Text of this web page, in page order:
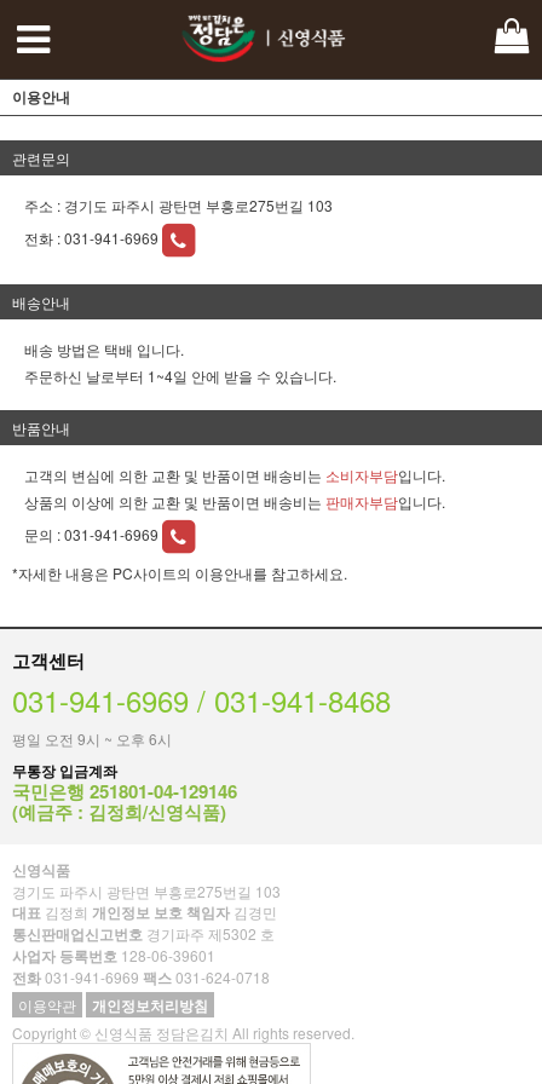
이용안내
관련문의
주소 : 경기도 파주시 광탄면 부흥로275번길 103
전화 :031-941-6969
배송안내
배송 방법은 택배 입니다.
주문하신 날로부터 1~4일 안에 받을 수 있습니다.
반품안내
고객의 변심에 의한 교환 및 반품이면 배송비는 소비자부담입니다.
상품의 이상에 의한 교환 및 반품이면 배송비는 판매자부담입니다.
문의 :031-941-6969
*자세한 내용은 PC사이트의 이용안내를 참고하세요.
고객센터
031-941-6969 / 031-941-8468
평일 오전 9시 ~ 오후 6시
무통장 입금계좌
국민은행 251801-04-129146
(예금주 : 김정희/신영식품)
신영식품
경기도 파주시 광탄면 부흥로275번길 103
대표 김정희 개인정보 보호 책임자 김경민
통신판매업신고번호 경기파주 제5302 호
사업자 등록번호 128-06-39601
전화031-941-6969 팩스031-624-0718
이용약관
개인정보처리방침
Copyright © 신영식품 정담은김치 All rights reserved.